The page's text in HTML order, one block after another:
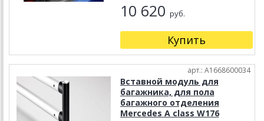
10 620 руб.
Купить
арт.: A1668600034
Вставной модуль для
багажника, для пола
багажного отделения
Mercedes A class W176